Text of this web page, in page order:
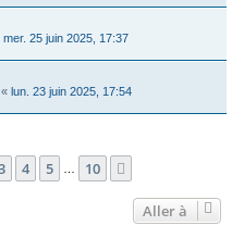
mer. 25 juin 2025, 17:37
« lun. 23 juin 2025, 17:54
10 4 5 10
Aller à